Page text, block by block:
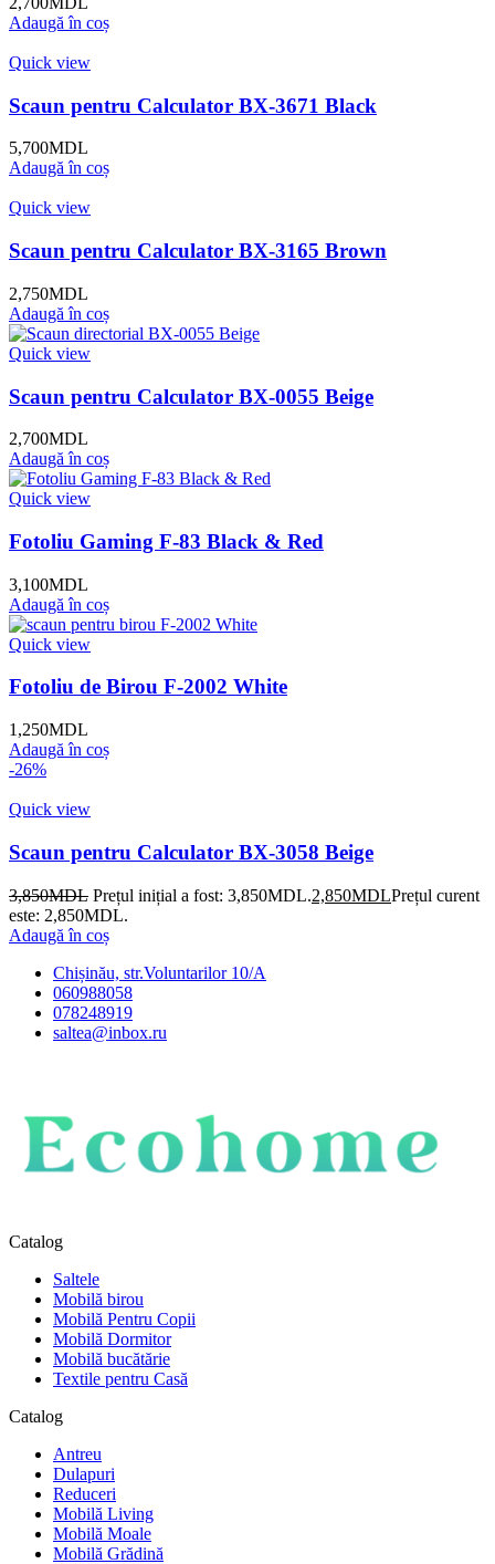
Adaugă în coș
Quick view
Scaun pentru Calculator BX-3671 Black
5,700MDL
Adaugă în coș
Quick view
Scaun pentru Calculator BX-3165 Brown
2,750MDL
Adaugă în coș
Quick view
Scaun pentru Calculator BX-0055 Beige
2,700MDL
Adaugă în coș
Quick view
Fotoliu Gaming F-83 Black & Red
3,100MDL
Adaugă în coș
Quick view
Fotoliu de Birou F-2002 White
1,250MDL
Adaugă în coș
-26%
Quick view
Scaun pentru Calculator BX-3058 Beige
3,850MDL Prețul inițial a fost: 3,850MDL.2,850MDLPrețul curent
este: 2,850MDL.
Adaugă în coș
Chișinău, str.Voluntarilor 10/A
060988058
078248919
saltea@inbox.ru
Catalog
Saltele
Mobilă birou
Mobilă Pentru Copii
Mobilă Dormitor
Mobilă bucătărie
Textile pentru Casă
Catalog
Antreu
Dulapuri
Reduceri
Mobilă Living
Mobilă Moale
Mobilă Grădină